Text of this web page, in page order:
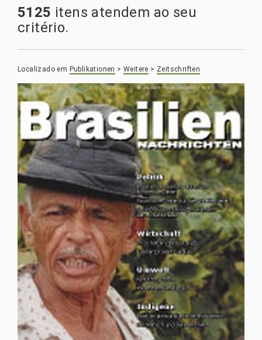
5125 itens atendem ao seu
critério.
Localizado em Publikationen >Weitere > Zeitschriften